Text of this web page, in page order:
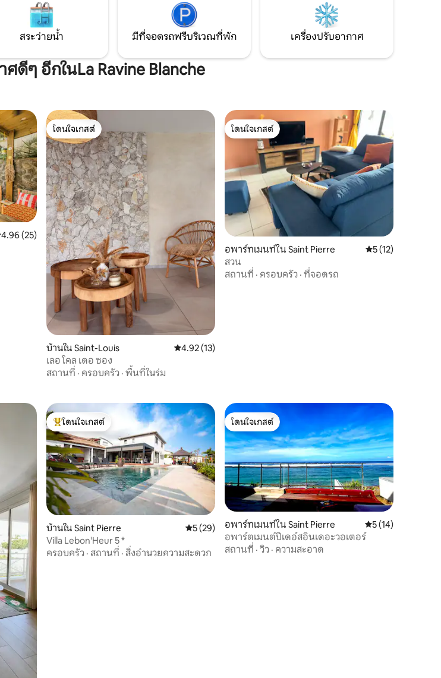
สระว่ายน้ำ มีที่จอดรถฟรีบริเวณที่พัก เครื่องปรับอากาศ
ดีๆ อีกในLa Ravine Blanche
แนนเฉลี่ย 4.96 จาก 5, 25 รีวิว
4.96 (25)
โดนใจเกสต์
โดนใจเกสต์
บ้านใน Saint-Louis คะแนนเฉลี่ย 4.92 จาก 5, 13 รีวิว
4.92 (13)
เลอ โคล เดอ ซอง
สถานที่ · ครอบครัว · พื้นที่ในร่ม
โดนใจเกสต์
โดนใจเกสต์
อพาร์ทเมนท์ใน Saint Pierre คะแนนเฉลี่ย 5 จาก
5 (12)
สวน
สถานที่ · ครอบครัว · ที่จอดรถ
โดนใจเกสต์ที่สุด
โดนใจเกสต์
บ้านใน Saint Pierre คะแนนเฉลี่ย 5 จาก 5, 29 รีวิว
5 (29)
Villa Lebon'Heur 5 *
ครอบครัว · สถานที่ · สิ่งอำนวยความสะดวก
โดนใจเกสต์
โดนใจเกสต์
อพาร์ทเมนท์ใน Saint Pierre คะแนนเฉลี่ย 5 จาก
5 (14)
อพาร์ตเมนต์ปีเดอ์สอินเดอะวอเตอร์
สถานที่ · วิว · ความสะอาด